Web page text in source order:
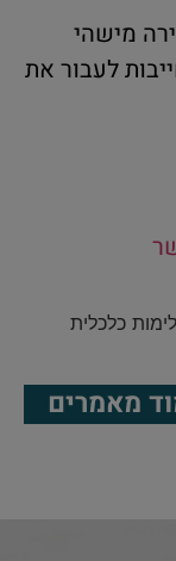
מישהי
לעבור את
מאמרים